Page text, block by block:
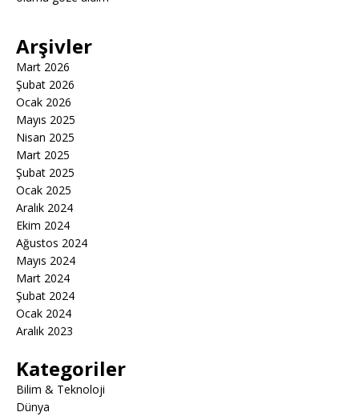
Arşivler
Mart 2026
Şubat 2026
Ocak 2026
Mayıs 2025
Nisan 2025
Mart 2025
Şubat 2025
Ocak 2025
Aralık 2024
Ekim 2024
Ağustos 2024
Mayıs 2024
Mart 2024
Şubat 2024
Ocak 2024
Aralık 2023
Kategoriler
Bilim & Teknoloji
Dünya